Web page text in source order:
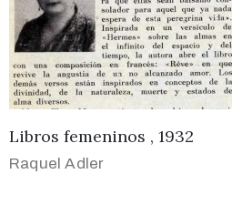
Libros femeninos , 1932
Raquel Adler